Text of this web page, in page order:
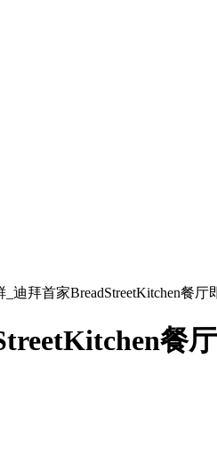
迪拜首家BreadStreetKitchen餐厅
餐